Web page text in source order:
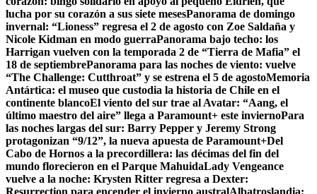
lucha por su corazón a sus siete mesesPanorama de domingo
invernal: “Lioness” regresa el 2 de agosto con Zoe Saldaña y
Nicole Kidman en modo guerraPanorama bajo techo: los
Harrigan vuelven con la temporada 2 de “Tierra de Mafia” el
18 de septiembrePanorama para las noches de viento: vuelve
“The Challenge: Cutthroat” y se estrena el 5 de agostoMemoria
Antártica: el museo que custodia la historia de Chile en el
continente blancoEl viento del sur trae al Avatar: “Aang, el
último maestro del aire” llega a Paramount+ este inviernoPara
las noches largas del sur: Barry Pepper y Jeremy Strong
protagonizan “9/12”, la nueva apuesta de Paramount+Del
Cabo de Hornos a la precordillera: las décimas del fin del
mundo florecieron en el Parque MahuidaLady Vengeance
vuelve a la noche: Krysten Ritter regresa a Dexter:
Resurrection para encender el invierno australAlbatroslandia: